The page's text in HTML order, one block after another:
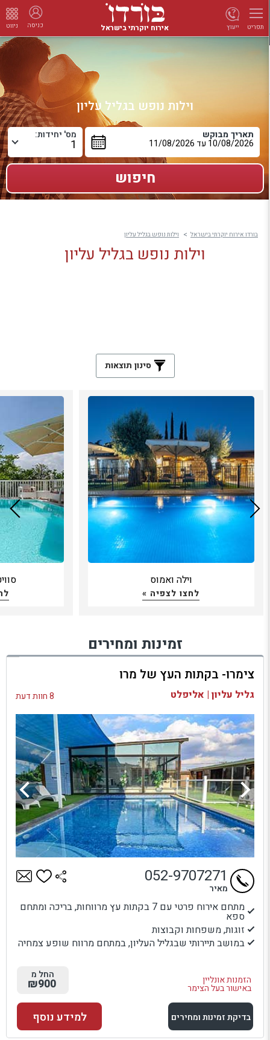
תפריט אירוח יוקרתי בישראל כניסה ניווט ייעוץ
וילות נופש בגליל עליון
תאריך מבוקש מס' יחידות:
בורדו אירוח יוקרתי בישראל וילות נופש בגליל עליון
וילות נופש בגליל עליון
סינון תוצאות
וילה ואמוס
לחצו לצפיה »
זמינות ומחירים
צימרו- בקתות העץ של מרו
גליל עליון | אליפלט 8 חוות דעת
מתחם אירוח פרטי עם 7 בקתות עץ מרווחות, בריכה ומתחם
ספא
זוגות, משפחות וקבוצות
במושב תיירותי שבגליל העליון, במתחם מרווח שופע צמחיה
הזמנות אונליין
באישור בעל הצימר
052-9707271
מאיר
החל מ
₪900
בדיקת זמינות ומחירים למידע נוסף